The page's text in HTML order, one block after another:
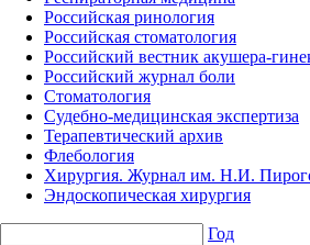
Российская ринология
Российская стоматология
Российский вестник акушера-
Российский журнал боли
Стоматология
Судебно-медицинская экспертиза
Терапевтический архив
Флебология
Хирургия. Журнал им. Н.И.
Эндоскопическая хирургия
Год